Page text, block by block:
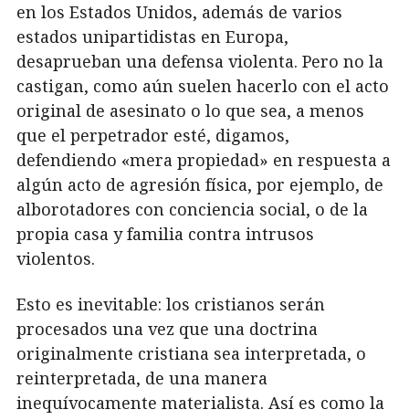
en los Estados Unidos, además de varios
estados unipartidistas en Europa,
desaprueban una defensa violenta. Pero no la
castigan, como aún suelen hacerlo con el acto
original de asesinato o lo que sea, a menos
que el perpetrador esté, digamos,
defendiendo «mera propiedad» en respuesta a
algún acto de agresión física, por ejemplo, de
alborotadores con conciencia social, o de la
propia casa y familia contra intrusos
violentos.
Esto es inevitable: los cristianos serán
procesados una vez que una doctrina
originalmente cristiana sea interpretada, o
reinterpretada, de una manera
inequívocamente materialista. Así es como la